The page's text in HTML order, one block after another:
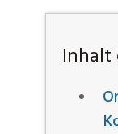
Inhalt